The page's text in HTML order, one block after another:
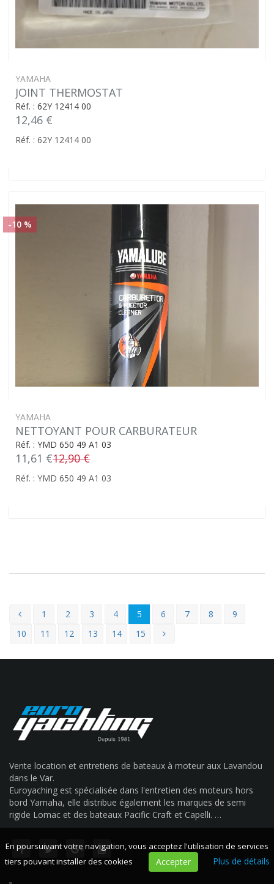
YAMAHA
JOINT THERMOSTAT
Réf. : 62Y 12414 00
12,46 €
Réf. : 62Y 12414 00
-10 %
YAMAHA
NETTOYANT POUR CARBURATEUR
Réf. : YMD 650 49 A1 03
11,61 €12,90 €
Réf. : YMD 650 49 A1 03
1 2 3 4 5 6 7 8
9
10
11 12 13 14 15
Vente location et entretiens de bateaux à moteur aux Lavandou
dans le Var.
Euroyaching est spécialisée dans l'entretien des moteurs hors
bord Yamaha, elle distribue également les marques de semi
rigide Lomac et des bateaux Pacific Craft et Capelli. …
En poursuivant votre navigation, vous acceptez l'utilisation de services
tiers pouvant installer des cookies
Accepter Plus de détails